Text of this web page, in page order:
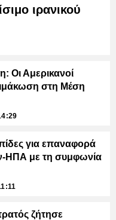
ιρανικού
Οι Αμερικανοί
στη Μέση
για επαναφορά
ΗΠΑ με τη συμφωνία
ζήτησε